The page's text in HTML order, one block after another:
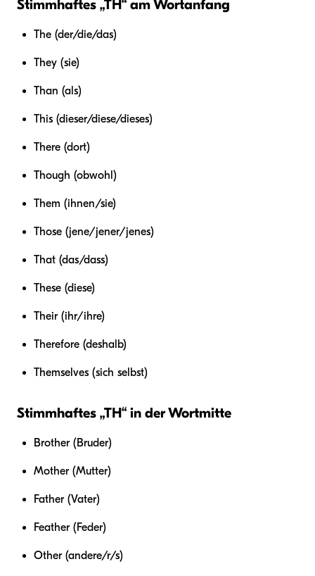
Stimmhaftes „TH“ am Wortanfang
The (der/die/das)
They (sie)
Than (als)
This (dieser/diese/dieses)
There (dort)
Though (obwohl)
Them (ihnen/sie)
Those (jene/jener/jenes)
That (das/dass)
These (diese)
Their (ihr/ihre)
Therefore (deshalb)
Themselves (sich selbst)
Stimmhaftes „TH“ in der Wortmitte
Brother (Bruder)
Mother (Mutter)
Father (Vater)
Feather (Feder)
Other (andere/r/s)